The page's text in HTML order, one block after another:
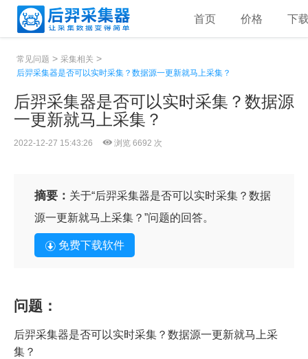
首页 价格 下
常见问题 > 采集相关 >
后羿采集器是否可以实时采集？数据源一更新就马上采集？
后羿采集器是否可以实时采集？数据源
一更新就马上采集？
2022-12-27 15:43:26 浏览 6692 次
摘要： 关于“后羿采集器是否可以实时采集？数据
源一更新就马上采集？”问题的回答。
免费下载软件
问题：
后羿采集器是否可以实时采集？数据源一更新就马上采
集？